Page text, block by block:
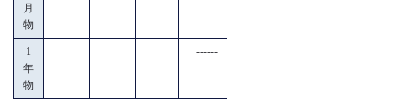
月
物
1
年
物
------